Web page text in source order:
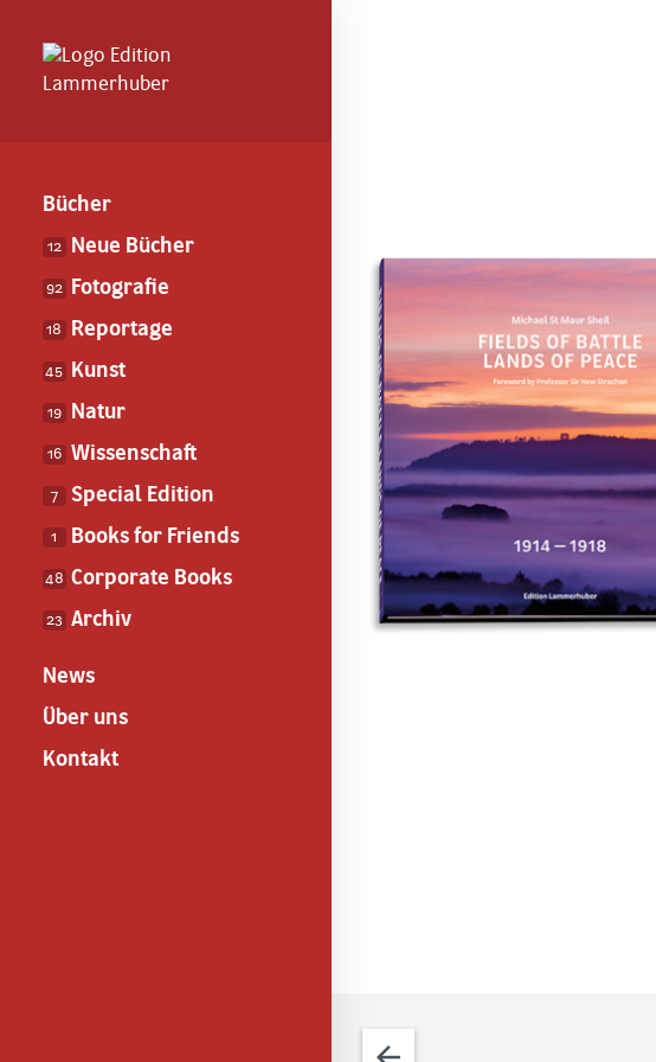
Bücher
12 Neue Bücher
92 Fotografie
18 Reportage
45 Kunst
19 Natur
16 Wissenschaft
7 Special Edition
1 Books for Friends
48 Corporate Books
23 Archiv
News
Über uns
Kontakt